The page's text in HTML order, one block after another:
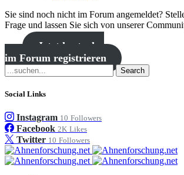
Sie sind noch nicht im Forum angemeldet?
Frage und lassen Sie sich von unserer
Jetzt kostenlos
im Forum registrieren
Search
Social Links
Instagram 10 Followers
Facebook 2K Likes
Twitter 10 Followers